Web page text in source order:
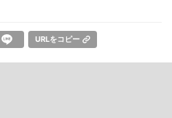
URLをコピー